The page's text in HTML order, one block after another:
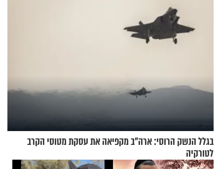
בגלל הנשק הרוסי: ארה"ב מקפיאה את עסקת מטוסי הקרב
לטורקיה